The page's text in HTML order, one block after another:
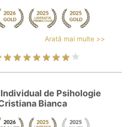
Arată mai multe >>
de Psihologie
Bianca